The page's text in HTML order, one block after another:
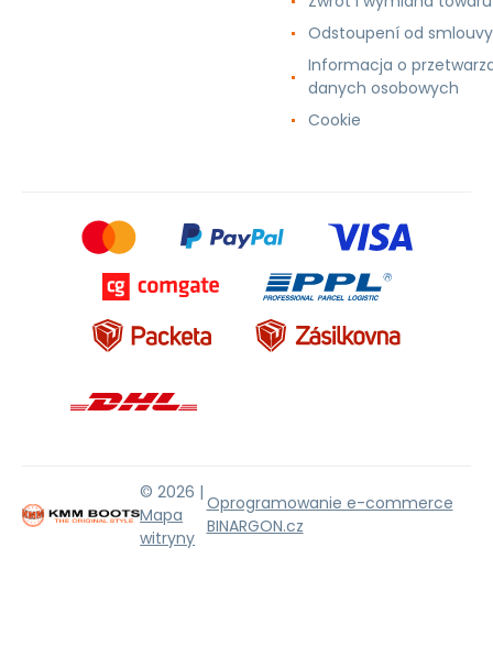
Odstoupení od smlouvy
Informacja o
danych osobowych
Cookie
© 2026 |
Mapa
witryny
Oprogramowanie e-commerce
BINARGON.cz